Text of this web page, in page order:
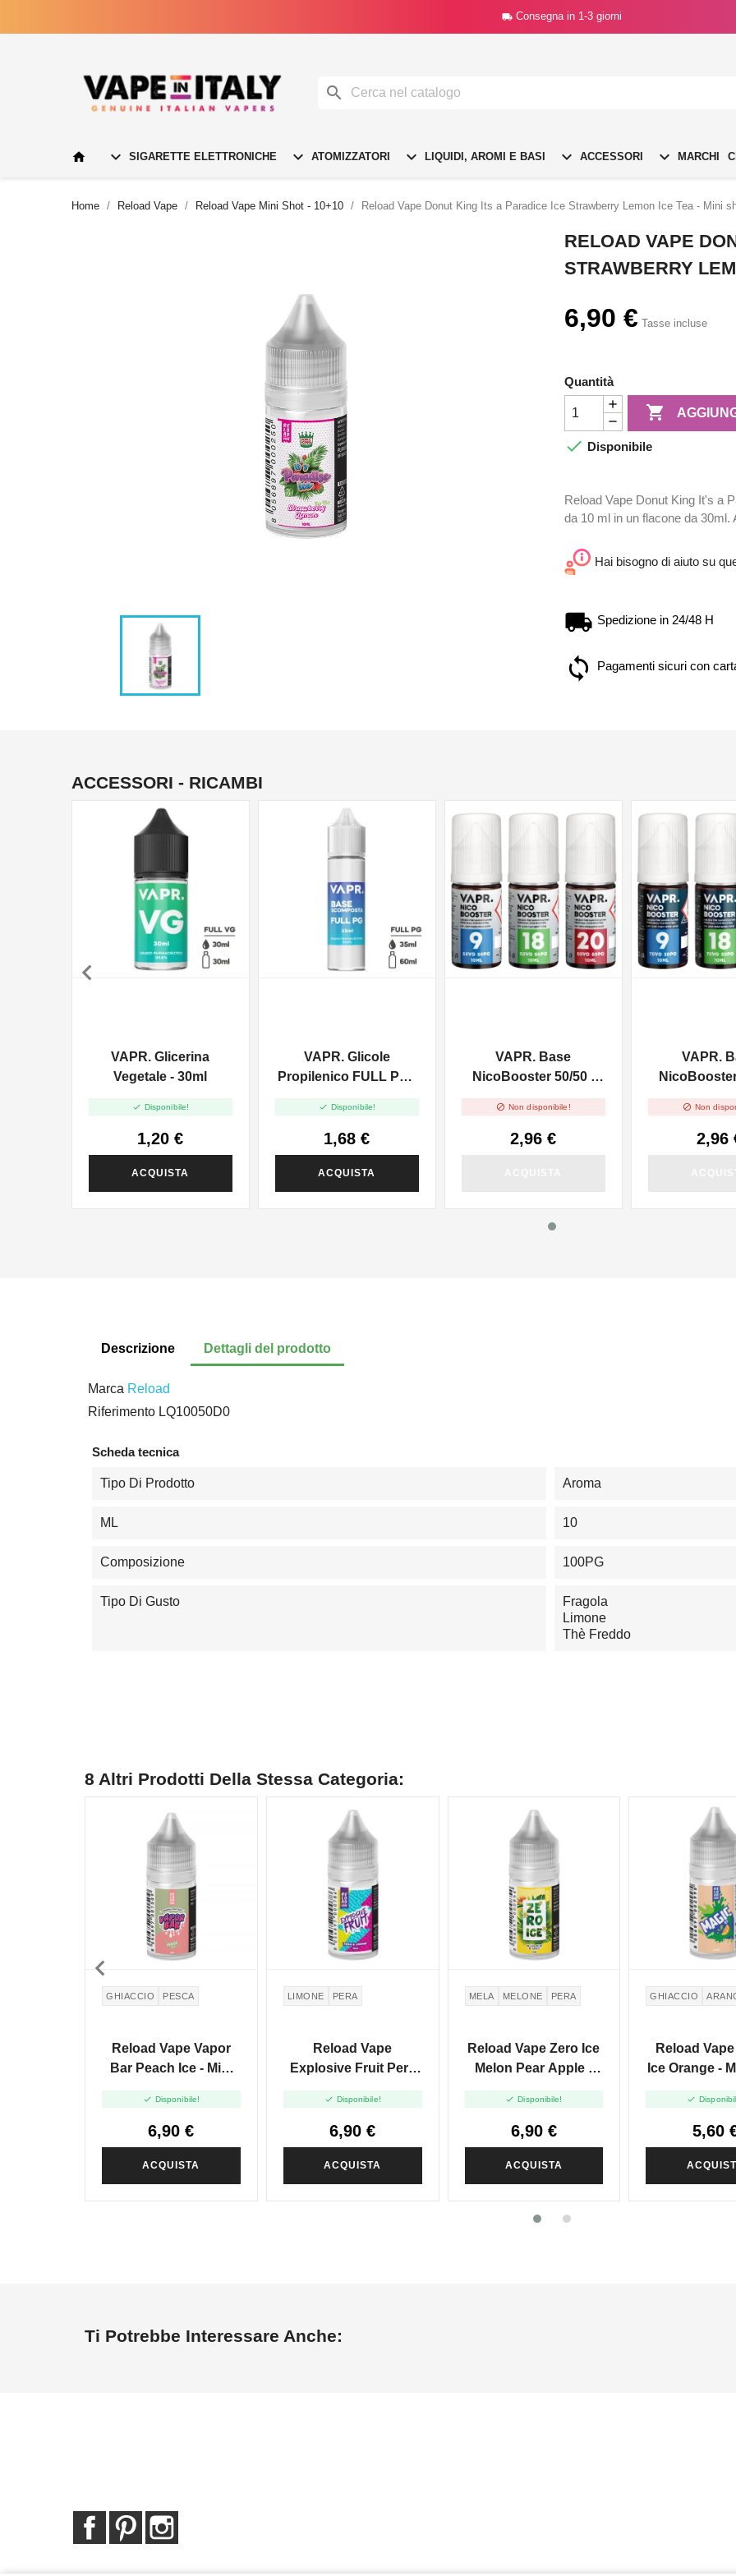
 Consegna in 1-3 giorni

  SIGARETTE ELETTRONICHE  ATOMIZZATORI  LIQUIDI, AROMI E BASI  ACCESSORI  MARCHI
Home Reload Vape Reload Vape Mini Shot - 10+10 Reload Vape Donut King Its a Paradice Ice Strawberry Lemon Ice Tea - Mini
RELOAD VAPE
STRAWBERRY
6,90 € Tasse incluse
Quantità

 Disponibile
Reload Vape Donut King It's a
da 10 ml in un flacone da 30ml.
Hai bisogno di aiuto su
Spedizione in 24/48 H
Pagamenti sicuri con
ACCESSORI - RICAMBI
VAPR. Glicerina
Vegetale - 30ml
 Disponibile!
1,20 €
ACQUISTA
VAPR. Glicole
Propilenico FULL PG -
 Disponibile!
1,68 €
ACQUISTA
VAPR. Base
NicoBooster 50/50 -
 Non disponibile!
2,96 €
VAPR.
 Non
2,96

Descrizione Dettagli del prodotto
Marca Reload
Riferimento LQ10050D0
Scheda tecnica
Tipo Di Prodotto Aroma
ML 10
Composizione 100PG
Tipo Di Gusto
Fragola
Limone
Thè Freddo
8 Altri Prodotti Della Stessa Categoria:
GHIACCIO PESCA
Reload Vape Vapor
Bar Peach Ice - Mini
 Disponibile!
6,90 €
ACQUISTA
LIMONE PERA
Reload Vape
Explosive Fruit Pera
10+10
 Disponibile!
6,90 €
ACQUISTA
MELA MELONE PERA
Reload Vape Zero Ice
Melon Pear Apple -
 Disponibile!
6,90 €
ACQUISTA
GHIACCIO
Reload
Ice Orange -

5,60

Ti Potrebbe Interessare Anche:
FacebookPinterest